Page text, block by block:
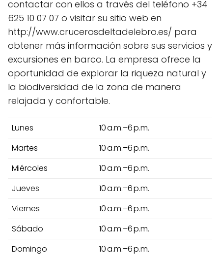
contactar con ellos a través del teléfono +34
625 10 07 07 o visitar su sitio web en
http://www.crucerosdeltadelebro.es/ para
obtener más información sobre sus servicios y
excursiones en barco. La empresa ofrece la
oportunidad de explorar la riqueza natural y
la biodiversidad de la zona de manera
relajada y confortable.
Lunes
10 a.m.–6 p.m.
Martes
10 a.m.–6 p.m.
Miércoles
10 a.m.–6 p.m.
Jueves
10 a.m.–6 p.m.
Viernes
10 a.m.–6 p.m.
Sábado
10 a.m.–6 p.m.
Domingo
10 a.m.–6 p.m.